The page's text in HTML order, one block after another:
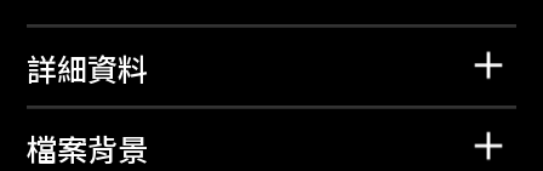
詳細資料
檔案背景